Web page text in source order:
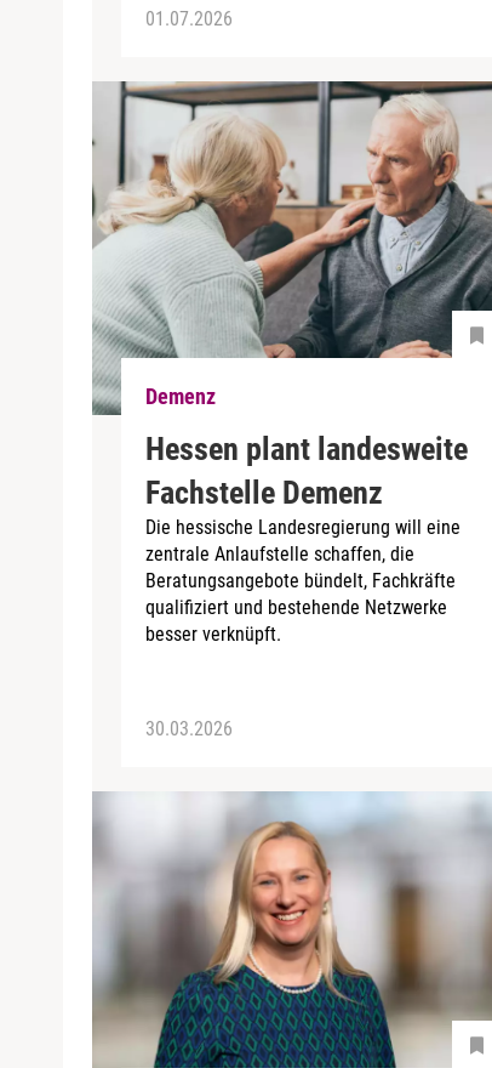
01.07.2026
Demenz
Hessen plant landesweite
Fachstelle Demenz
Die hessische Landesregierung will eine
zentrale Anlaufstelle schaffen, die
Beratungsangebote bündelt, Fachkräfte
qualifiziert und bestehende Netzwerke
besser verknüpft.
30.03.2026